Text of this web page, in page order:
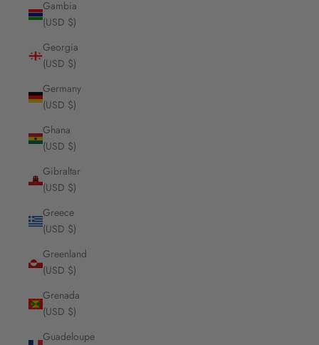
Gambia
(USD $)
Georgia
(USD $)
Germany
(USD $)
Ghana
(USD $)
Gibraltar
(USD $)
Greece
(USD $)
Greenland
(USD $)
Grenada
(USD $)
Guadeloupe